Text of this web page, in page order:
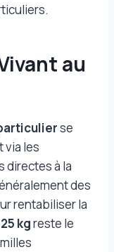
au
se
via les
directes à la
des
rentabiliser la
kgreste le